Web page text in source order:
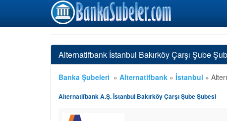
Alternatifbank İstanbul Bakırköy Çarşı Şube
Banka Şubeleri » Alternatifbank » İstanbul »
Alternatifbank A.Ş. İstanbul Bakırköy Çarşı Şube Şubesi